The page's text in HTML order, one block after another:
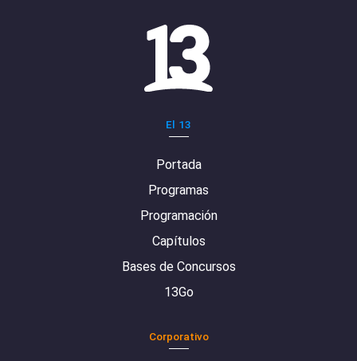
El 13
Portada
Programas
Programación
Capítulos
Bases de Concursos
13Go
Corporativo